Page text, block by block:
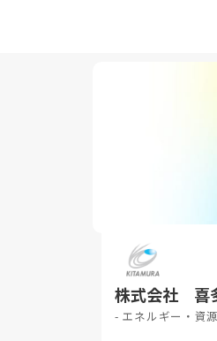
株式会社 喜
- エネルギー・資